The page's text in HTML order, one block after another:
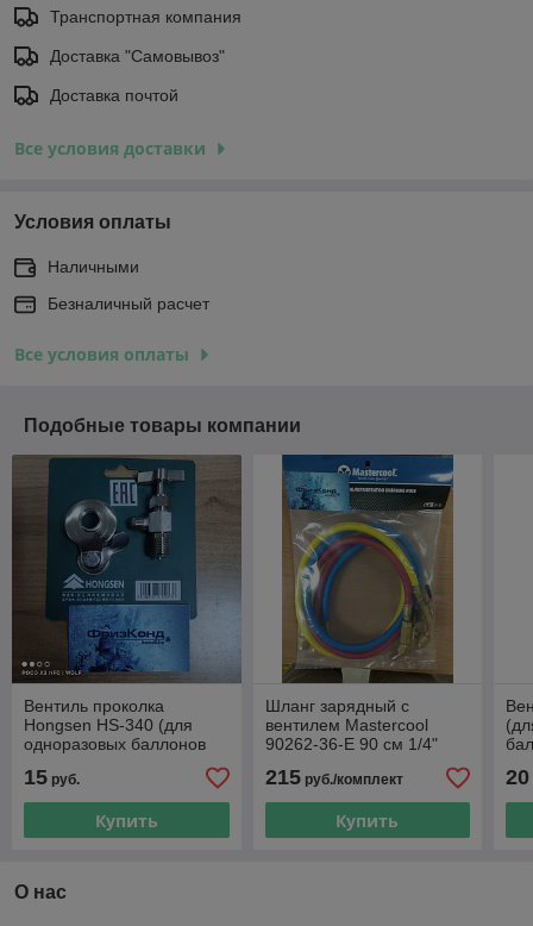
Транспортная компания
Доставка "Самовывоз"
Доставка почтой
Все условия доставки
Условия оплаты
Наличными
Безналичный расчет
Все условия оплаты
Подобные товары компании
Вентиль проколка
Hongsen HS-340 (для
одноразовых баллонов
15 руб.
Купить
Шланг зарядный с
вентилем Mastercool
90262-36-E 90 см 1/4"
215руб./комплект
Купить
20
О нас